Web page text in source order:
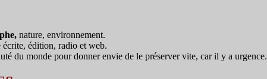
nature, environnement.
écrite, édition, radio et web.
du monde pour donner envie de le préserver vite, car il y a urgence.